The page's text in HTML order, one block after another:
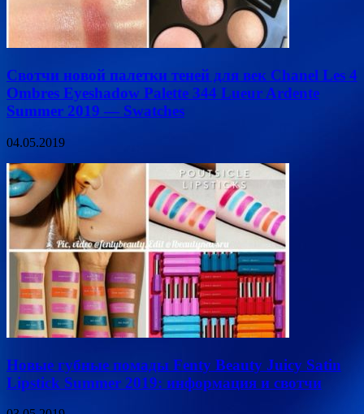
Свотчи новой палетки теней для век Chanel Les 4
Ombres Eyeshadow Palette 344 Lueur Ardente
Summer 2019 — Swatches
04.05.2019
Новые губные помады Fenty Beauty Juicy Satin
Lipstick Summer 2019: информация и свотчи